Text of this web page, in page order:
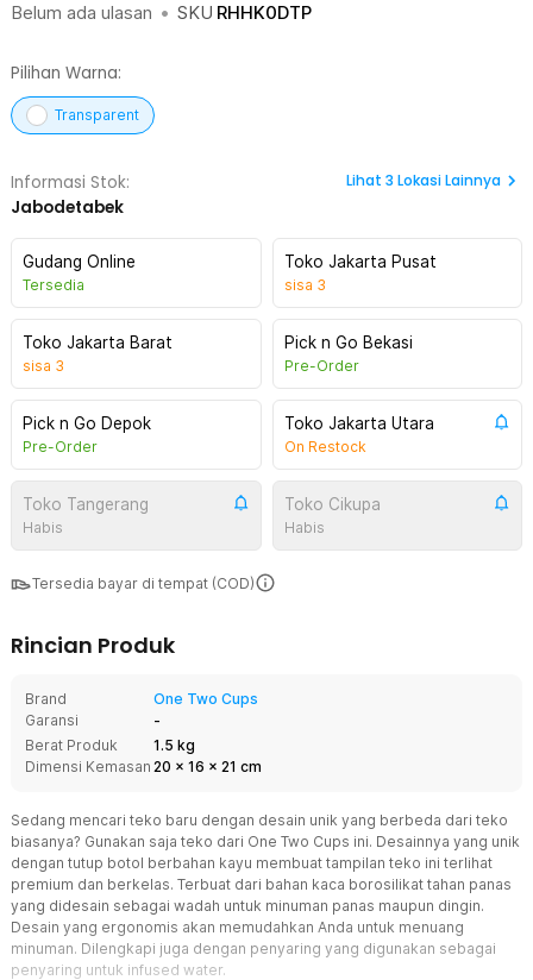
Belum ada ulasan • SKU RHHK0DTP
Pilihan Warna:
Transparent
Informasi Stok:
Jabodetabek
Lihat 3 Lokasi Lainnya
Gudang Online
Tersedia
Toko Jakarta Pusat
sisa 3
Toko Jakarta Barat
sisa 3
Pick n Go Bekasi
Pre-Order
Pick n Go Depok
Pre-Order
Toko Jakarta Utara
On Restock
Toko Tangerang
Habis
Toko Cikupa
Habis
Tersedia bayar di tempat (COD)
Rincian Produk
Brand
One Two Cups
Garansi
-
Berat Produk
1.5 kg
Dimensi Kemasan 20 x 16 x 21 cm
Sedang mencari teko baru dengan desain unik yang berbeda dari teko
biasanya? Gunakan saja teko dari One Two Cups ini. Desainnya yang unik
dengan tutup botol berbahan kayu membuat tampilan teko ini terlihat
premium dan berkelas. Terbuat dari bahan kaca borosilikat tahan panas
yang didesain sebagai wadah untuk minuman panas maupun dingin.
Desain yang ergonomis akan memudahkan Anda untuk menuang
minuman. Dilengkapi juga dengan penyaring yang digunakan sebagai
penyaring untuk infused water.